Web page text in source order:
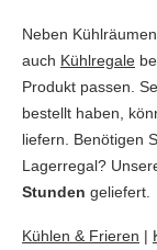
Neben
auch Kühlregale
Produkt passen.
bestellt haben,
liefern. Benötigen
Lagerregal?
Stunden geliefert.
Kühlen & Frieren |